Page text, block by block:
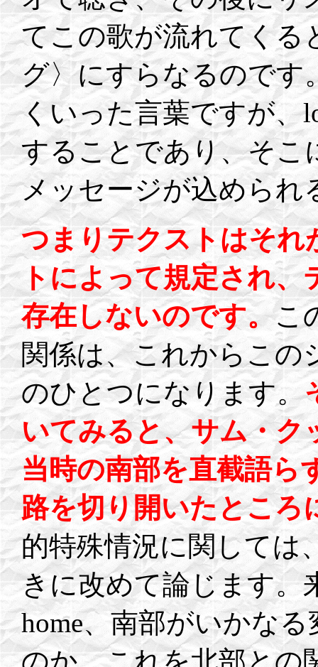
てこの歌が流れてくる
グ〉にすらなるのです
くいった言葉ですが、
することであり、そこ
メッセージが込められ
つまりテクストはそれ
トによって規定され
存在しないのです。こ
関係は、これからこの
のひとつになります。
いてみると、サム・ク
当時の南部を直截語ら
路を切り開いたところ
的特殊情況に関しては
きに改めて論じます。
home、南部がいかな